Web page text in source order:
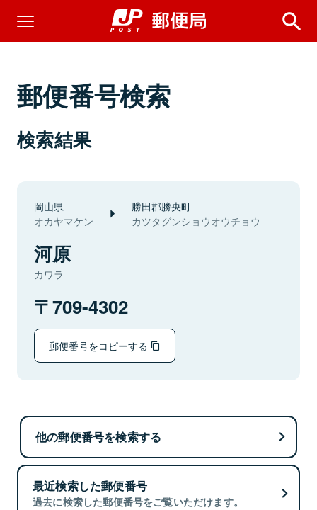
郵便番号検索
検索結果
岡山県
オカヤマケン
勝田郡勝央町
カツタグンショウオウチョウ
河原
カワラ
709-4302
郵便番号をコピーする
他の郵便番号を検索する
最近検索した郵便番号
過去に検索した郵便番号をご覧いただけます。